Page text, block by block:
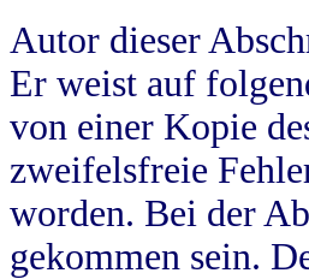
Autor dieser
Er weist auf
von einer Kopie
zweifelsfreie
worden. Bei der
gekommen sein.